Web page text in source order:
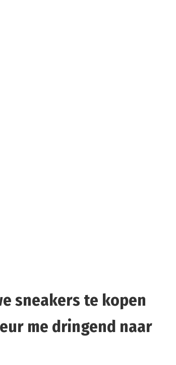
sneakers te kopen
me dringend naar